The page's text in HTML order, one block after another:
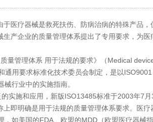
疗器械是救死扶伤、防病治病的特殊产品，
产企业的质量管理体系提出了专用要求，为医
管理体系 用于法规的要求》（Medical
用要求标准化技术委员会制定，是以
行业中的实施指南。
施和应用，新版ISO13485标准于2003年7月
即明确是用于法规的质量管理体系要求。医
如美国的FDA、欧盟的MDD（欧盟医疗器械